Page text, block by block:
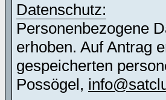
Datenschutz:
Personenbezogene
erhoben. Auf Antrag
gespeicherten
Possögel,